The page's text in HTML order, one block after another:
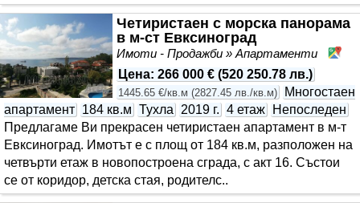
Четиристаен с морска панорама
в м-ст Евксиноград
Имоти - Продажби » Апартаменти
Цена: 266 000 € (520 250.78 лв.)
1445.65 €/кв.м (2827.45 лв./кв.м)
Многостаен
апартамент 184 кв.м Тухла 2019 г. 4 етаж
Непоследен
Предлагаме Ви прекрасен четиристаен апартамент в м-т
Евксиноград. Имотът е с площ от 184 кв.м, разположен на
четвърти етаж в новопостроена сграда, с акт 16. Състои
се от коридор, детска стая, родителс..